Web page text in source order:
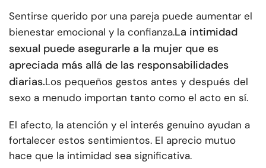
Sentirse querido por una pareja puede aumentar el
bienestar emocional y la confianza.La intimidad
sexual puede asegurarle a la mujer que es
apreciada más allá de las responsabilidades
diarias.Los pequeños gestos antes y después del
sexo a menudo importan tanto como el acto en sí.
El afecto, la atención y el interés genuino ayudan a
fortalecer estos sentimientos. El aprecio mutuo
hace que la intimidad sea significativa.